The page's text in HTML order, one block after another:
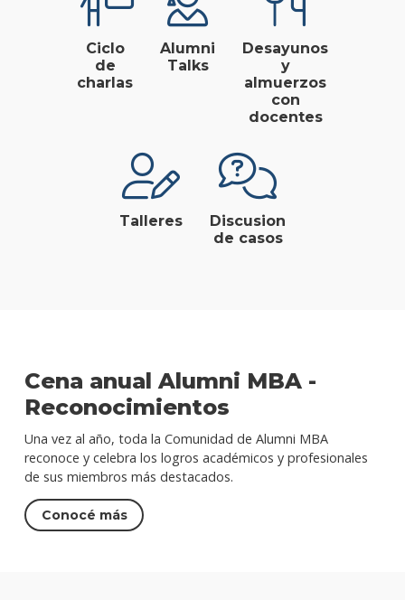
Ciclo
de
charlas
Alumni
Talks
Desayunos
y
almuerzos
con
docentes
Talleres
Discusion
de casos
Cena anual Alumni MBA -
Reconocimientos
Una vez al año, toda la Comunidad de Alumni MBA
reconoce y celebra los logros académicos y profesionales
de sus miembros más destacados.
Conocé más